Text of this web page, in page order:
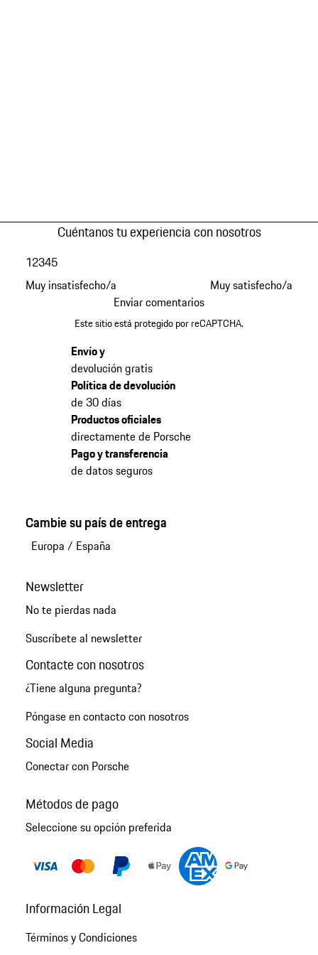
Cuéntanos tu experiencia con nosotros
Muy insatisfecho/a
12345
Muy satisfecho/a
Enviar comentarios
Este sitio está protegido por reCAPTCHA.
Envío y
devolución gratis
Política de devolución
de 30 días
Productos oficiales
directamente de Porsche
Pago y transferencia
de datos seguros
Cambie su país de entrega
Europa / España
Newsletter
No te pierdas nada
Suscríbete al newsletter
Contacte con nosotros
¿Tiene alguna pregunta?
Póngase en contacto con nosotros
Social Media
Conectar con Porsche
Métodos de pago
Seleccione su opción preferida
Información Legal
Términos y Condiciones